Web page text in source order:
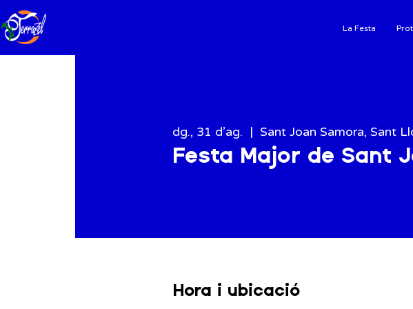
La Festa
dg., 31 d’ag.
  |
Sant Joan Samora, Sant
Festa Major de Sant
Hora i ubicació